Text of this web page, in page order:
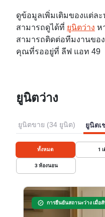
ดูข้อมูลเพิ่มเติมของแต่ล
สามารถดูได้ที่ ยูนิตว่าง ห
สามารถติดต่อทีมงานขอ
คุณที่รออยู่ที่ ลีฟ แอท 49
ยูนิตว่าง
ยูนิตขาย (34 ยูนิต) ยูนิตเ
ทั้งหมด 1
3 ห้องนอน
การยืนยันสถานะว่าง เมื่อ